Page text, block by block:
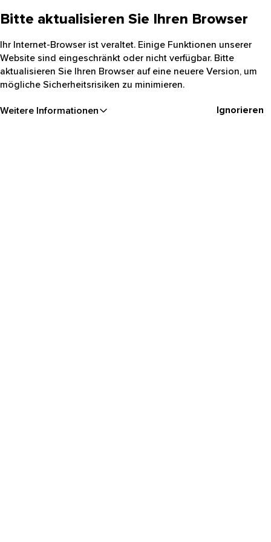
Bitte aktualisieren Sie Ihren Browser
Ihr Internet-Browser ist veraltet. Einige Funktionen unserer
Website sind eingeschränkt oder nicht verfügbar. Bitte
aktualisieren Sie Ihren Browser auf eine neuere Version, um
mögliche Sicherheitsrisiken zu minimieren.
Weitere Informationen Ignorieren